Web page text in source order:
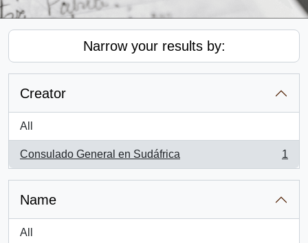
Narrow your results by:
Creator
All
Consulado General en Sudáfrica
, 1 results
1
Name
All